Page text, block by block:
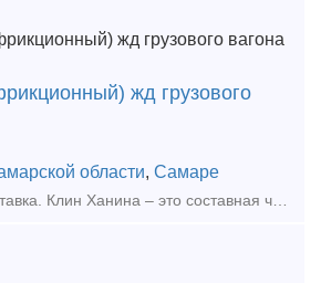
жд грузового
области, Самаре